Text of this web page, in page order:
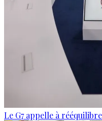
Le G7 appelle à